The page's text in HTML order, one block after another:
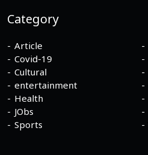
Category
Article
Covid-19
Cultural
entertainment
Health
JObs
Sports